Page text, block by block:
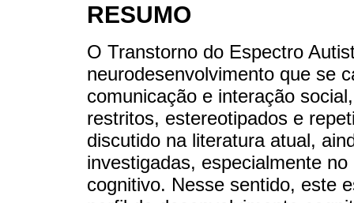
RESUMO
O Transtorno do Espectro
neurodesenvolvimento que se
comunicação e interação
restritos, estereotipados e
discutido na literatura atual,
investigadas, especialmente
cognitivo. Nesse sentido, este